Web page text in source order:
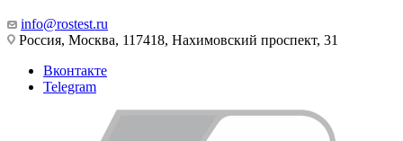
info@rostest.ru
Россия, Москва, 117418, Нахимовский проспект, 31
Вконтакте
Telegram